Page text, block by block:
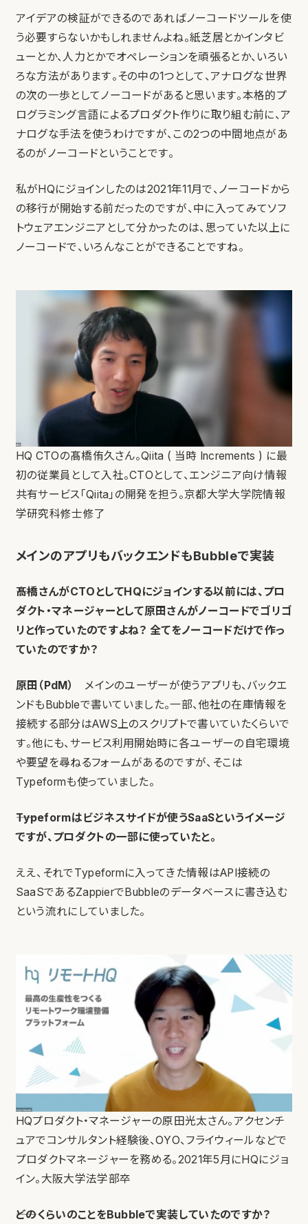
アイデアの検証ができるのであればノーコードツールを使
う必要すらないかもしれませんよね。紙芝居とかインタビ
ューとか、人力とかでオペレーションを頑張るとか、いろい
ろな方法があります。その中の1つとして、アナログな世界
の次の一歩としてノーコードがあると思います。本格的プ
ログラミング言語によるプロダクト作りに取り組む前に、ア
ナログな手法を使うわけですが、この2つの中間地点があ
るのがノーコードということです。
私がHQにジョインしたのは2021年11月で、ノーコードから
の移行が開始する前だったのですが、中に入ってみてソフ
トウェアエンジニアとして分かったのは、思っていた以上に
ノーコードで、いろんなことができることですね。
HQ CTOの髙橋侑久さん。Qiita ( 当時 Increments ) に最
初の従業員として⼊社。CTOとして、エンジニア向け情報
共有サービス「Qiita」の開発を担う。京都⼤学⼤学院情報
学研究科修士修了
メインのアプリもバックエンドもBubbleで実装
――髙橋さんがCTOとしてHQにジョインする以前には、プロ
ダクト・マネージャーとして原田さんがノーコードでゴリゴ
リと作っていたのですよね？ 全てをノーコードだけで作っ
ていたのですか？
原田（PdM）
メインのユーザーが使うアプリも、バックエ
ンドもBubbleで書いていました。一部、他社の在庫情報を
接続する部分はAWS上のスクリプトで書いていたくらいで
す。他にも、サービス利用開始時に各ユーザーの自宅環境
や要望を尋ねるフォームがあるのですが、そこは
Typeformも使っていました。
――Typeformはビジネスサイドが使うSaaSというイメージ
ですが、プロダクトの一部に使っていたと。
ええ、それでTypeformに入ってきた情報はAPI接続の
SaaSであるZappierでBubbleのデータベースに書き込む
という流れにしていました。
HQプロダクト・マネージャーの原田光太さん。アクセンチ
ュアでコンサルタント経験後、OYO、フライウィールなどで
プロダクトマネージャーを務める。2021年5月にHQにジョ
イン。大阪大学法学部卒
――どのくらいのことをBubbleで実装していたのですか？